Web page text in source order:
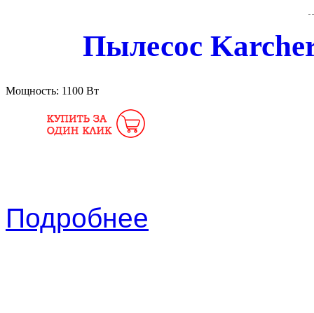
Пылесос
Мощность: 1100 Вт
Подробнее